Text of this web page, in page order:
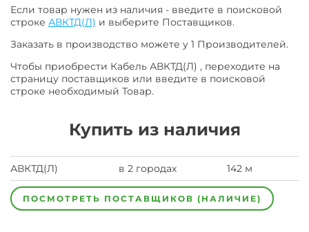
Если товар нужен из наличия - введите в поисковой
строке АВКТД(Л) и выберите Поставщиков.
Заказать в производство можете у 1 Производителей.
Чтобы приобрести Кабель АВКТД(Л) , переходите на
страницу поставщиков или введите в поисковой
строке необходимый Товар.
Купить из наличия
АВКТД(Л) в 2 городах 142 м
ПОСМОТРЕТЬ ПОСТАВЩИКОВ (НАЛИЧИЕ)